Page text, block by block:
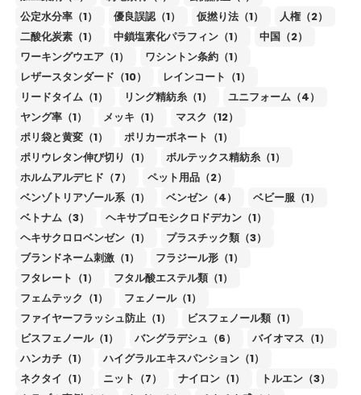
公定水分率（1）
優良誤認（1） 仮撚り法（1）
人権（2）
二酸化炭素（1）
中鎖塩素化パラフィン（1）
中国（2）
ワーキングウエア（1）
ワシントン条約（1）
レザースタンダード（10）
レインコート（1）
リードタイム（1）
リング精紡糸（1）
ユニフォーム（4）
ヤング率（1）
メッキ（1）
マスク（12）
ポリ袋と黄変（1）
ポリカーボネート（1）
ポリウレタン伸び切り（1）
ボルテックス精紡糸（1）
ホルムアルデヒド（7）
ペット用品（2）
ベンゾトリアゾール系（1）
ベンゼン（4）
ベビー服（1）
ベトナム（3）
ヘキサブロモシクロドデカン（1）
ヘキサクロロベンゼン（1）
プラスチック類（3）
ブランドネーム刺激（1）
フラジール形（1）
フタレート（1）
フタル酸エステル類（1）
フェムテック（1）
フェノール（1）
ファイヤーフラッシュ防止（1）
ビスフェノール類（1）
ビスフェノール（1）
バングラデシュ（6）
バイオマス（1）
ハンカチ（1）
ハイグラルエキスパンション（1）
ネクタイ（1）
ニット（7） ナイロン（1）
トルエン（3）